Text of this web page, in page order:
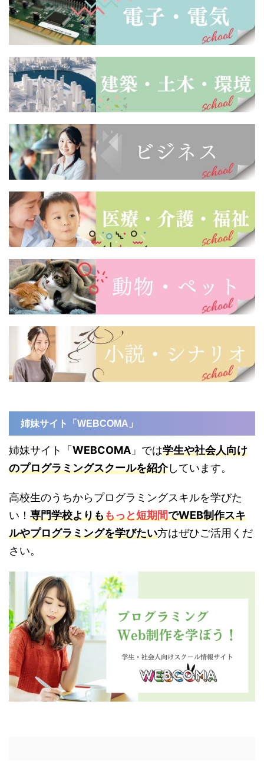
姉妹サイト「WEBCOMA」
姉妹サイト「 WEBCOMA 」では学生や社会人向け
のプログラミングスクールを紹介しています。
高校生のうちからプログラミングスキルを学びた
い！ 専門学校よりももっと短期間でWEB制作スキ
ルやプログラミングを学びたい方はぜひご活用くだ
さい。